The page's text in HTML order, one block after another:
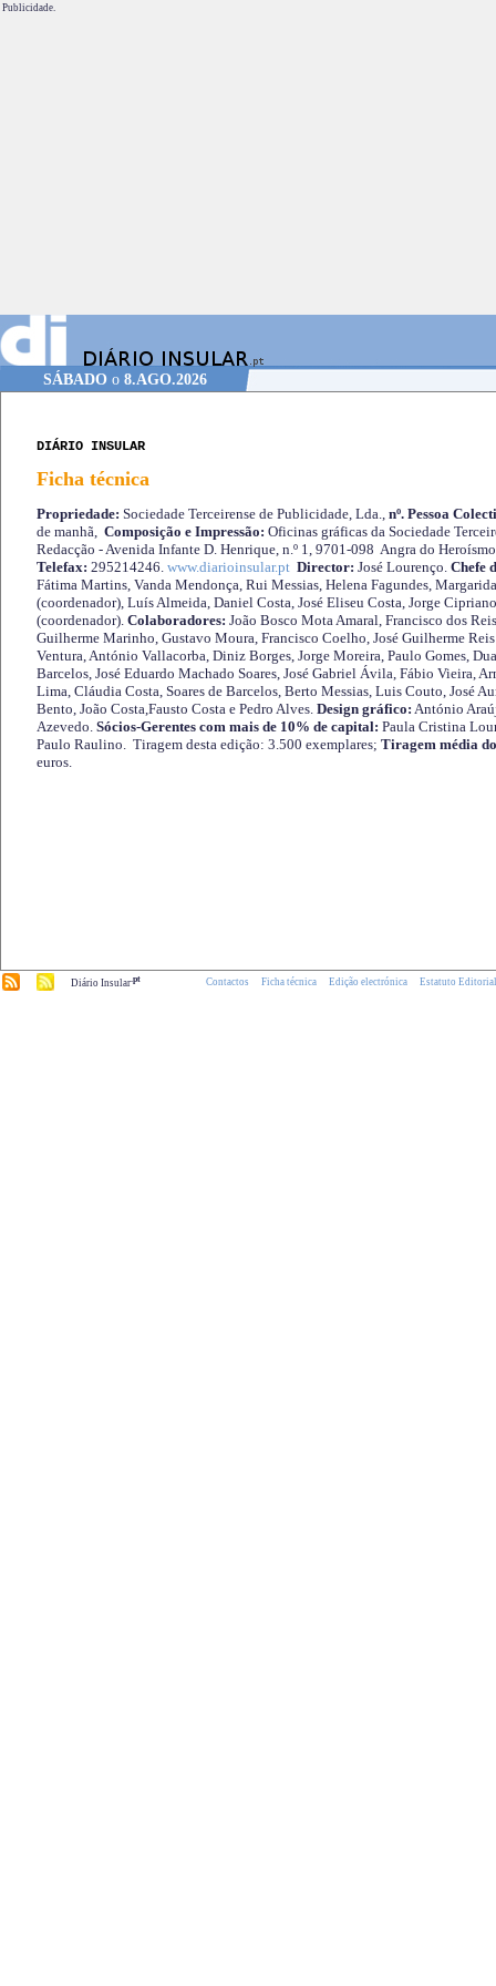
Publicidade.
SÁBADOo 8.AGO.2026
DIÁRIO INSULAR
Ficha técnica
Propriedade: Sociedade Terceirense de Publicidade, Lda., nº. Pessoa
de manhã, Composição e Impressão: Oficinas gráficas da Sociedade
Redacção - Avenida Infante D. Henrique, n.º 1, 9701-098 Angra do
Telefax: 295214246. www.diarioinsular.pt Director: José Lourenço. Chefe
Fátima Martins, Vanda Mendonça, Rui Messias, Helena Fagundes,
(coordenador), Luís Almeida, Daniel Costa, José Eliseu Costa, Jorge
(coordenador). Colaboradores: João Bosco Mota Amaral, Francisco dos
Guilherme Marinho, Gustavo Moura, Francisco Coelho, José Guilherme
Ventura, António Vallacorba, Diniz Borges, Jorge Moreira, Paulo Gomes,
Barcelos, José Eduardo Machado Soares, José Gabriel Ávila, Fábio Vieira,
Lima, Cláudia Costa, Soares de Barcelos, Berto Messias, Luis Couto, José
Bento, João Costa,Fausto Costa e Pedro Alves. Design gráfico: António
Azevedo. Sócios-Gerentes com mais de 10% de capital: Paula Cristina
Paulo Raulino. Tiragem desta edição: 3.500 exemplares; Tiragem média
euros.
Diário Insular.pt Contactos Ficha técnica Edição electrónica Estatuto Editorial